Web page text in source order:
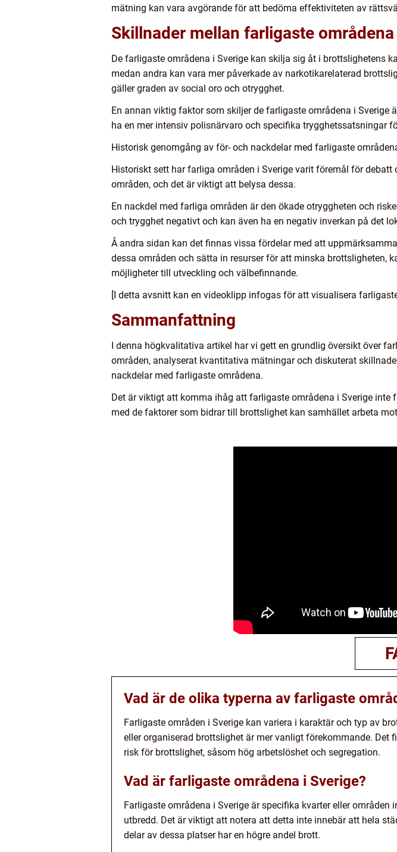
mätning kan vara avgörande för att bedöma effektiviteten av
Skillnader mellan farligaste
De farligaste områdena i Sverige kan skilja sig åt i brottslighetens
medan andra kan vara mer påverkade av narkotikarelaterad
gäller graden av social oro och otrygghet.
En annan viktig faktor som skiljer de farligaste områdena i Sverige
ha en mer intensiv polisnärvaro och specifika trygghetssatsningar
Historisk genomgång av för- och nackdelar med farligaste
Historiskt sett har farliga områden i Sverige varit föremål för
områden, och det är viktigt att belysa dessa.
En nackdel med farliga områden är den ökade otryggheten och
och trygghet negativt och kan även ha en negativ inverkan på det
Å andra sidan kan det finnas vissa fördelar med att
dessa områden och sätta in resurser för att minska brottsligheten,
möjligheter till utveckling och välbefinnande.
[I detta avsnitt kan en videoklipp infogas för att visualisera
Sammanfattning
I denna högkvalitativa artikel har vi gett en grundlig översikt över
områden, analyserat kvantitativa mätningar och diskuterat
nackdelar med farligaste områdena.
Det är viktigt att komma ihåg att farligaste områdena i Sverige
med de faktorer som bidrar till brottslighet kan samhället arbeta
Vad är de olika typerna av farligaste
Farligaste områden i Sverige kan variera i karaktär och typ av
eller organiserad brottslighet är mer vanligt förekommande. Det
risk för brottslighet, såsom hög arbetslöshet och segregation.
Vad är farligaste områdena i Sverige?
Farligaste områdena i Sverige är specifika kvarter eller
utbredd. Det är viktigt att notera att detta inte innebär att hela
delar av dessa platser har en högre andel brott.